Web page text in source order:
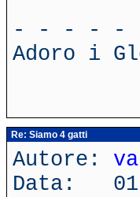
- - - - -
Adoro i
Re: Siamo 4 gatti
Autore:
Data: